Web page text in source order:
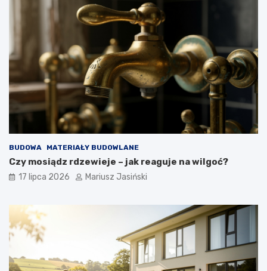
BUDOWA MATERIAŁY BUDOWLANE
Czy mosiądz rdzewieje – jak reaguje na wilgoć?
17 lipca 2026 Mariusz Jasiński